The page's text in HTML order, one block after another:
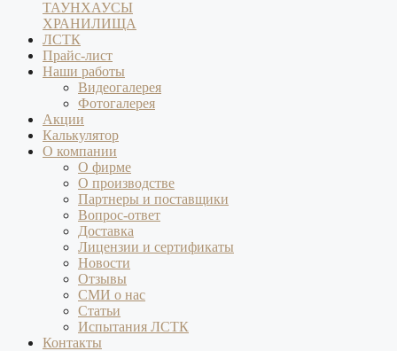
ТАУНХАУСЫ
ХРАНИЛИЩА
ЛСТК
Прайс-лист
Наши работы
Видеогалерея
Фотогалерея
Акции
Калькулятор
О компании
О фирме
О производстве
Партнеры и поставщики
Вопрос-ответ
Доставка
Лицензии и сертификаты
Новости
Отзывы
СМИ о нас
Статьи
Испытания ЛСТК
Контакты